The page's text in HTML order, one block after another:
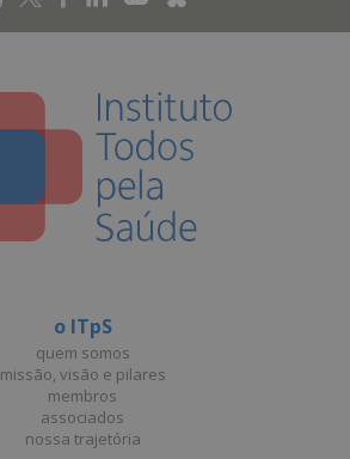
o ITpS
quem somos
missão, visão e pilares
membros
associados
nossa trajetória